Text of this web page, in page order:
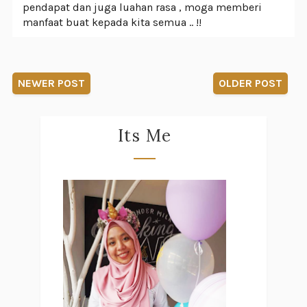
pendapat dan juga luahan rasa , moga memberi
manfaat buat kepada kita semua .. !!
NEWER POST OLDER POST
Its Me